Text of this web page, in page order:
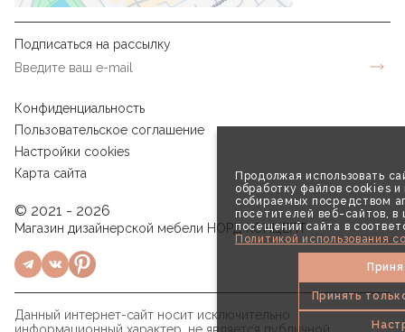
Продолжая использовать
обработку файлов cookies и
собираемых посредством
посетителей веб-сайтов, в
посещений сайта в
Политикой использования
Принять
Подписаться на рассылку
Конфиденциальность
Пользовательское соглашение
Настройки cookies
Карта сайта
© 2021 - 2026
Магазин дизайнерской мебели НОРД КОНЦЕПТ
Данный интернет-сайт носит исключительно
информационный характер, не является публичной